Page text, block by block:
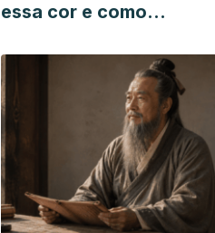
essa cor e como
mais combina com você